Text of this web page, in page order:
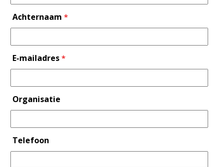
Achternaam *
E-mailadres *
Organisatie
Telefoon